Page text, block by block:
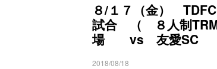
８/１７（金）
試合 （ ８人制
場 vs 友愛SC （
2018/08/18